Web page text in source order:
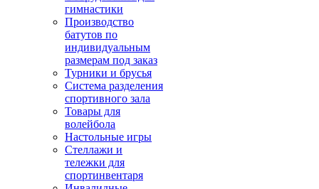
гимнастики
Производство
батутов по
индивидуальным
размерам под заказ
Турники и брусья
Система разделения
спортивного зала
Товары для
волейбола
Настольные игры
Стеллажи и
тележки для
спортинвентаря